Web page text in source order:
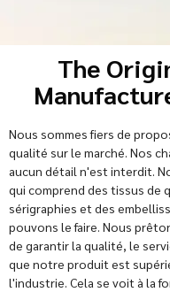
The
Nous sommes fiers de
qualité sur le marché. Nos
aucun détail n'est interdit.
qui comprend des tissus de
sérigraphies et des
pouvons le faire. Nous
de garantir la qualité, le
que notre produit est
l'industrie. Cela se voit à la